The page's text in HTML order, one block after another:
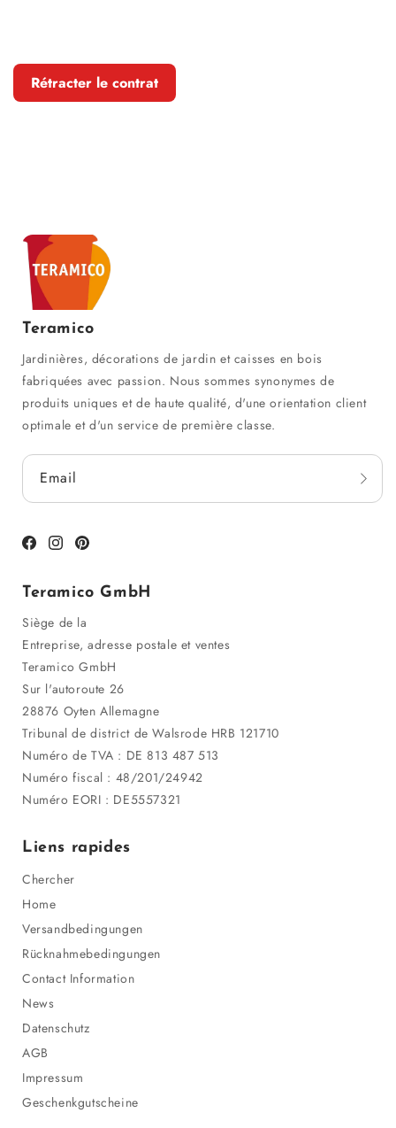
Rétracter le contrat
Teramico
Jardinières, décorations de jardin et caisses en bois
fabriquées avec passion. Nous sommes synonymes de
produits uniques et de haute qualité, d'une orientation client
optimale et d'un service de première classe.
Email
Facebook
InstagramPinterest
Teramico GmbH
Siège de la
Entreprise, adresse postale et ventes
Teramico GmbH
Sur l'autoroute 26
28876 Oyten Allemagne
Tribunal de district de Walsrode HRB 121710
Numéro de TVA : DE 813 487 513
Numéro fiscal : 48/201/24942
Numéro EORI : DE5557321
Liens rapides
Chercher
Home
Versandbedingungen
Rücknahmebedingungen
Contact Information
News
Datenschutz
AGB
Impressum
Geschenkgutscheine